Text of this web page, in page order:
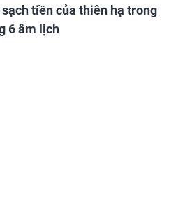
tiền của thiên hạ trong
6 âm lịch